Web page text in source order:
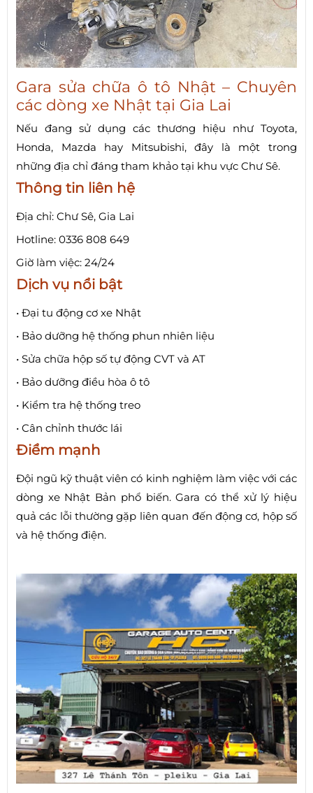
Gara sửa chữa ô tô Nhật – Chuyên
các dòng xe Nhật tại Gia Lai
Nếu đang sử dụng các thương hiệu như Toyota,
Honda, Mazda hay Mitsubishi, đây là một trong
những địa chỉ đáng tham khảo tại khu vực Chư Sê.
Thông tin liên hệ
Địa chỉ: Chư Sê, Gia Lai
Hotline: 0336 808 649
Giờ làm việc: 24/24
Dịch vụ nổi bật
• Đại tu động cơ xe Nhật
• Bảo dưỡng hệ thống phun nhiên liệu
• Sửa chữa hộp số tự động CVT và AT
• Bảo dưỡng điều hòa ô tô
• Kiểm tra hệ thống treo
• Cân chỉnh thước lái
Điểm mạnh
Đội ngũ kỹ thuật viên có kinh nghiệm làm việc với các
dòng xe Nhật Bản phổ biến. Gara có thể xử lý hiệu
quả các lỗi thường gặp liên quan đến động cơ, hộp số
và hệ thống điện.